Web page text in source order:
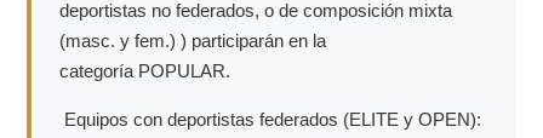
deportistas no federados, o de composición mixta
(masc. y fem.) ) participarán en la
categoría POPULAR.
Equipos con deportistas federados (ELITE y OPEN):